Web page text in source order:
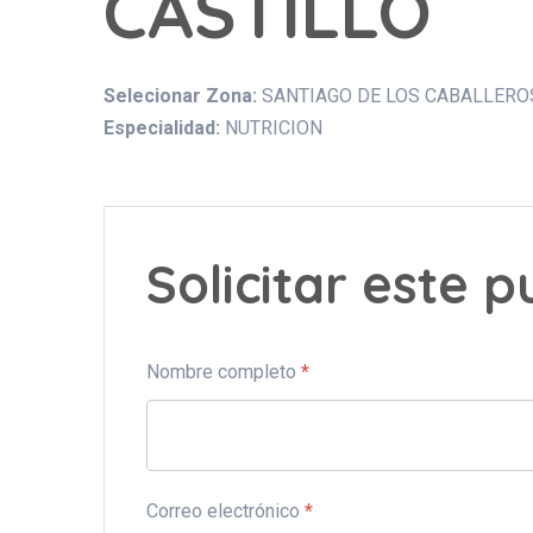
Selecionar Zona: SANTIAGO DE LOS
Especialidad: NUTRICION
Solicitar este
Nombre completo *
Correo electrónico *